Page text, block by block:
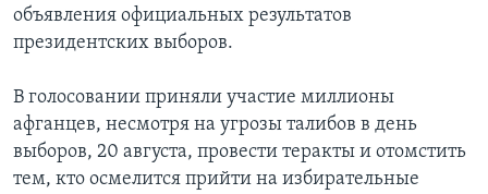
объявления официальных результатов
президентских выборов.
В голосовании приняли участие миллионы
афганцев, несмотря на угрозы талибов в день
выборов, 20 августа, провести теракты и отомстить
тем, кто осмелится прийти на избирательные